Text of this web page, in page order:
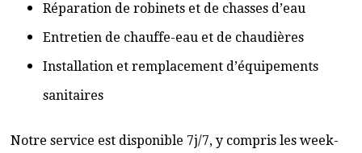
Réparation de robinets et de chasses d’eau
Entretien de chauffe-eau et de chaudières
Installation et remplacement d’équipements
sanitaires
Notre service est disponible 7j/7, y compris les week-